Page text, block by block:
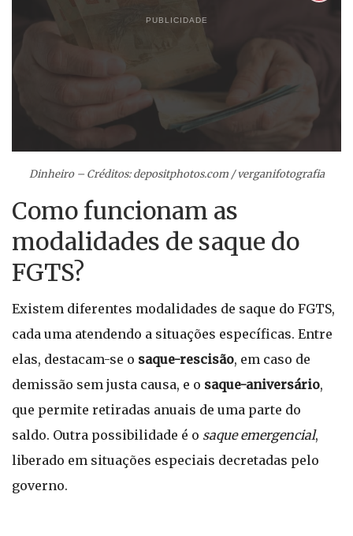
PUBLICIDADE
Dinheiro – Créditos: depositphotos.com / verganifotografia
Como funcionam as
modalidades de saque do
FGTS?
Existem diferentes modalidades de saque do FGTS,
cada uma atendendo a situações específicas. Entre
elas, destacam-se o saque-rescisão, em caso de
demissão sem justa causa, e o saque-aniversário,
que permite retiradas anuais de uma parte do
saldo. Outra possibilidade é o saque emergencial,
liberado em situações especiais decretadas pelo
governo.